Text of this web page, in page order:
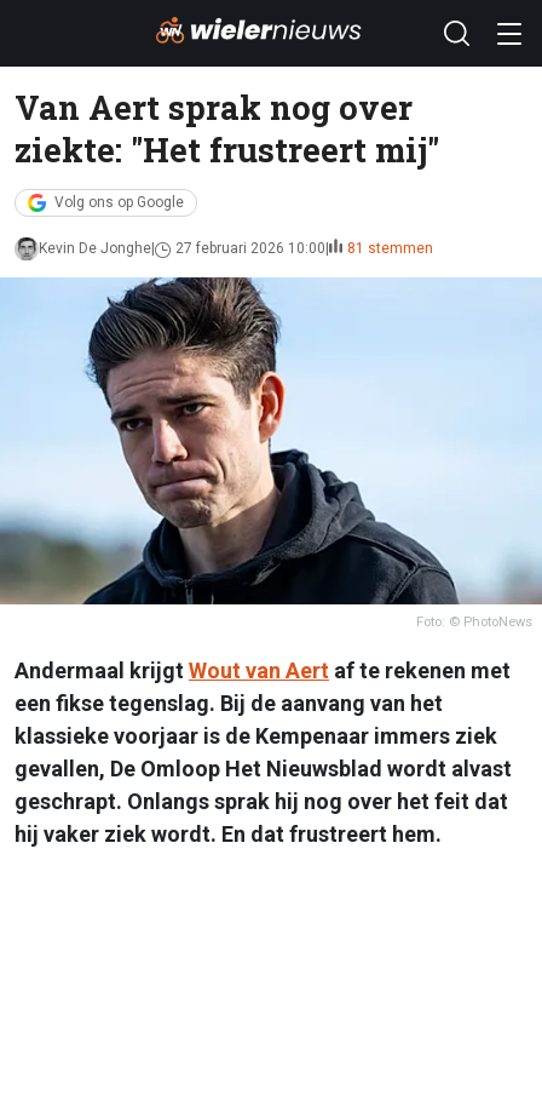
Van Aert sprak nog over
ziekte: "Het frustreert mij"
Volg ons op Google
Kevin De Jonghe 27 februari 2026 10:00 81 stemmen
Foto: © PhotoNews
Andermaal krijgtWout van Aert af te rekenen met
een fikse tegenslag. Bij de aanvang van het
klassieke voorjaar is de Kempenaar immers ziek
gevallen, De Omloop Het Nieuwsblad wordt alvast
geschrapt. Onlangs sprak hij nog over het feit dat
hij vaker ziek wordt. En dat frustreert hem.